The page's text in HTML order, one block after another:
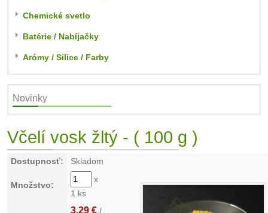
Chemické svetlo
Batérie / Nabíjačky
Arómy / Silice / Farby
Novinky
Včelí vosk žltý - ( 100 g )
Dostupnosť: Skladom
Množstvo:
x
1 ks
3,29 € (